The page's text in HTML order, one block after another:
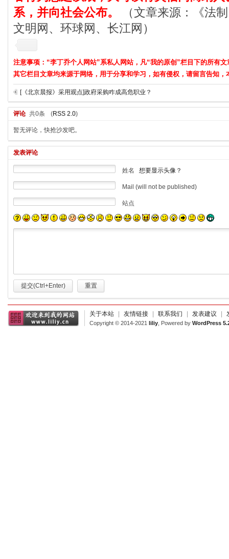
系，并向社会公布。
（文章来源：《法
文明网、环球网、长江网）
注意事项：“李丁乔个人网站”系私人网站，凡“我的原创”栏目下的所有
其它栏目文章均来源于网络，用于分享和学习，如有侵权，请留言告知，
[《北京晨报》采用观点]政府采购咋成高危职业？
评论 共0条 (RSS 2.0)
暂无评论，快抢沙发吧。
发表评论
姓名 想要显示头像？
Mail (will not be published)
站点
提交(Ctrl+Enter) 重置
关于本站 友情链接 联系我们 发表建议
Copyright © 2014-2021 liliy , Powered by WordPress